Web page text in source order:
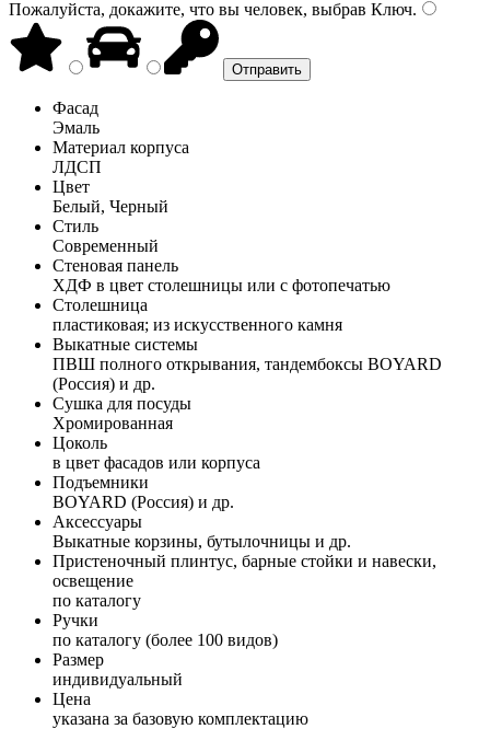
Пожалуйста, докажите, что вы человек, выбрав Ключ.
Фасад
Эмаль
Материал корпуса
ЛДСП
Цвет
Белый, Черный
Стиль
Современный
Стеновая панель
ХДФ в цвет столешницы или с фотопечатью
Столешница
пластиковая; из искусственного камня
Выкатные системы
ПВШ полного открывания, тандембоксы BOYARD
(Россия) и др.
Сушка для посуды
Хромированная
Цоколь
в цвет фасадов или корпуса
Подъемники
BOYARD (Россия) и др.
Аксессуары
Выкатные корзины, бутылочницы и др.
Пристеночный плинтус, барные стойки и навески,
освещение
по каталогу
Ручки
по каталогу (более 100 видов)
Размер
индивидуальный
Цена
указана за базовую комплектацию